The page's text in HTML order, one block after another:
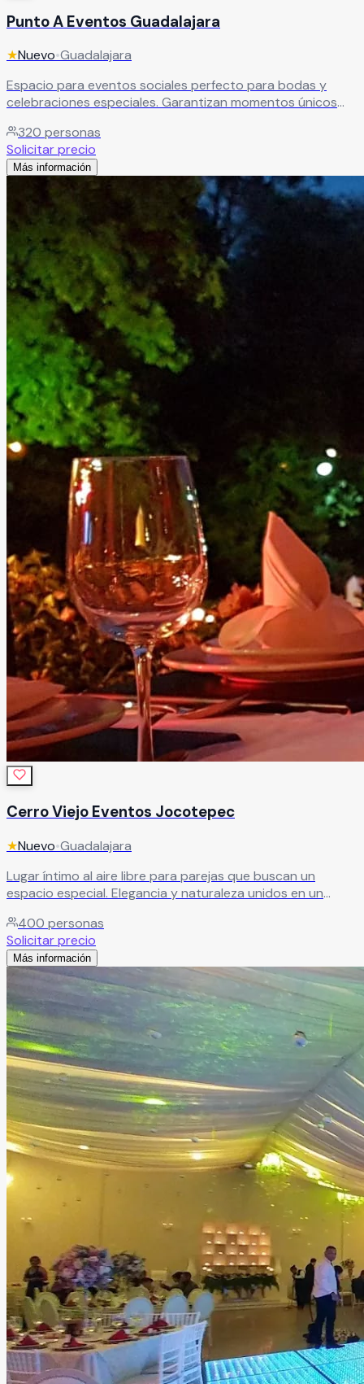
Punto A Eventos Guadalajara
★Nuevo•Guadalajara
Espacio para eventos sociales perfecto para bodas y
celebraciones especiales. Garantizan momentos únicos
para siempre.Leer más
320 personas
Solicitar precio
Más información
Cerro Viejo Eventos Jocotepec
★Nuevo•Guadalajara
Lugar íntimo al aire libre para parejas que buscan un
espacio especial. Elegancia y naturaleza unidos en un
comprometidos.
400 personas
Solicitar precio
Más información